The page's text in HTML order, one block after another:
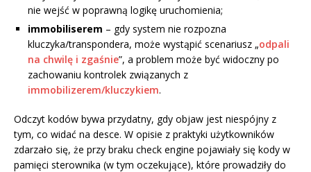
nie wejść w poprawną logikę uruchomienia;
immobiliserem – gdy system nie rozpozna
kluczyka/transpondera, może wystąpić scenariusz „odpali
na chwilę i zgaśnie”, a problem może być widoczny po
zachowaniu kontrolek związanych z
immobilizerem/kluczykiem.
Odczyt kodów bywa przydatny, gdy objaw jest niespójny z
tym, co widać na desce. W opisie z praktyki użytkowników
zdarzało się, że przy braku check engine pojawiały się kody w
pamięci sterownika (w tym oczekujące), które prowadziły do